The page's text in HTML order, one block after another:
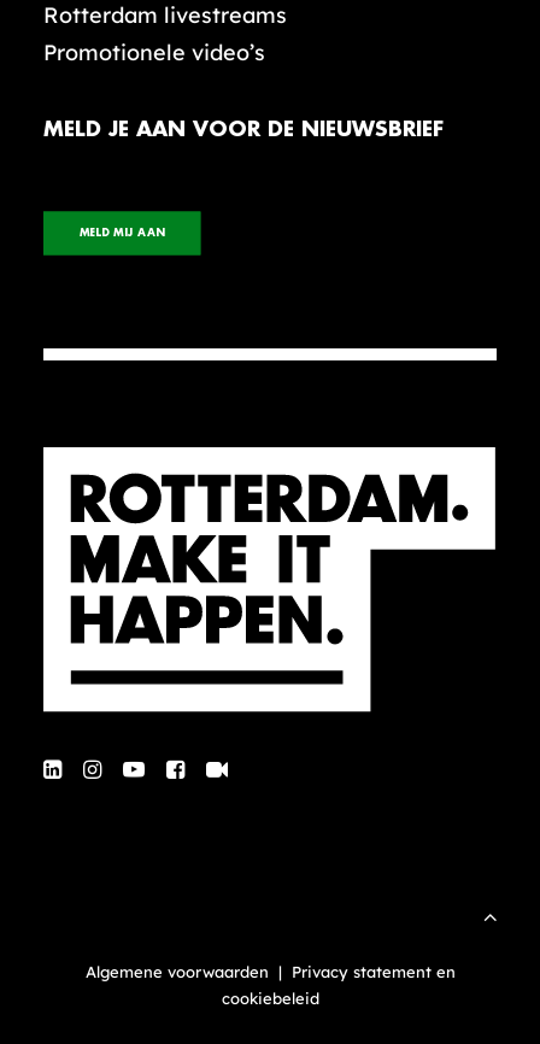
Rotterdam livestreams
Promotionele video’s
MELD JE AAN VOOR DE NIEUWSBRIEF
MELD MIJ AAN
Algemene voorwaarden | Privacy statement en
cookiebeleid